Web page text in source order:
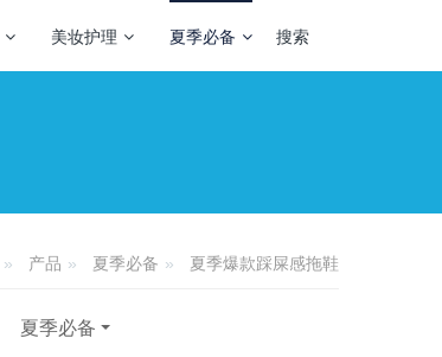
美妆护理 夏季必备 搜索
产品 夏季必备 夏季爆款踩屎感拖鞋
夏季必备